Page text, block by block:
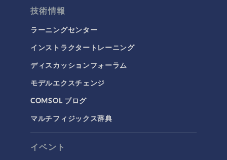
技術情報
ラーニングセンター
インストラクタートレーニング
ディスカッションフォーラム
モデルエクスチェンジ
COMSOL ブログ
マルチフィジックス辞典
イベント